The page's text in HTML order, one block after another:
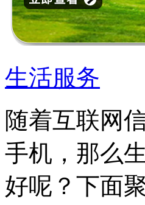
生活服务
随着互联网
手机，那么
好呢？下面